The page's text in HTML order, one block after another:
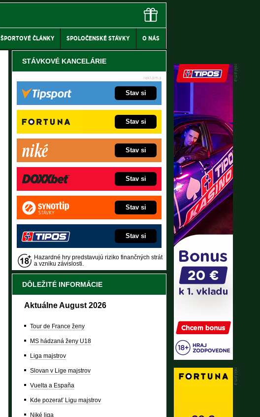
ŠPORTOVÉ ČLÁNKY SPOLOČENSKÉ STÁVKY O NÁS
STÁVKOVÉ KANCELÁRIE
Stav si
Stav si
Stav si
Stav si
Stav si
Stav si
Hazardné hry predstavujú riziko finančných strát
a vzniku závislosti.
DÔLEŽITÉ INFORMÁCIE
Aktuálne August 2026
Tour de France ženy
MS hádzaná ženy U18
Liga majstrov
Slovan v Lige majstrov
Vuelta a España
Kde pozerať Ligu majstrov
Niké liga